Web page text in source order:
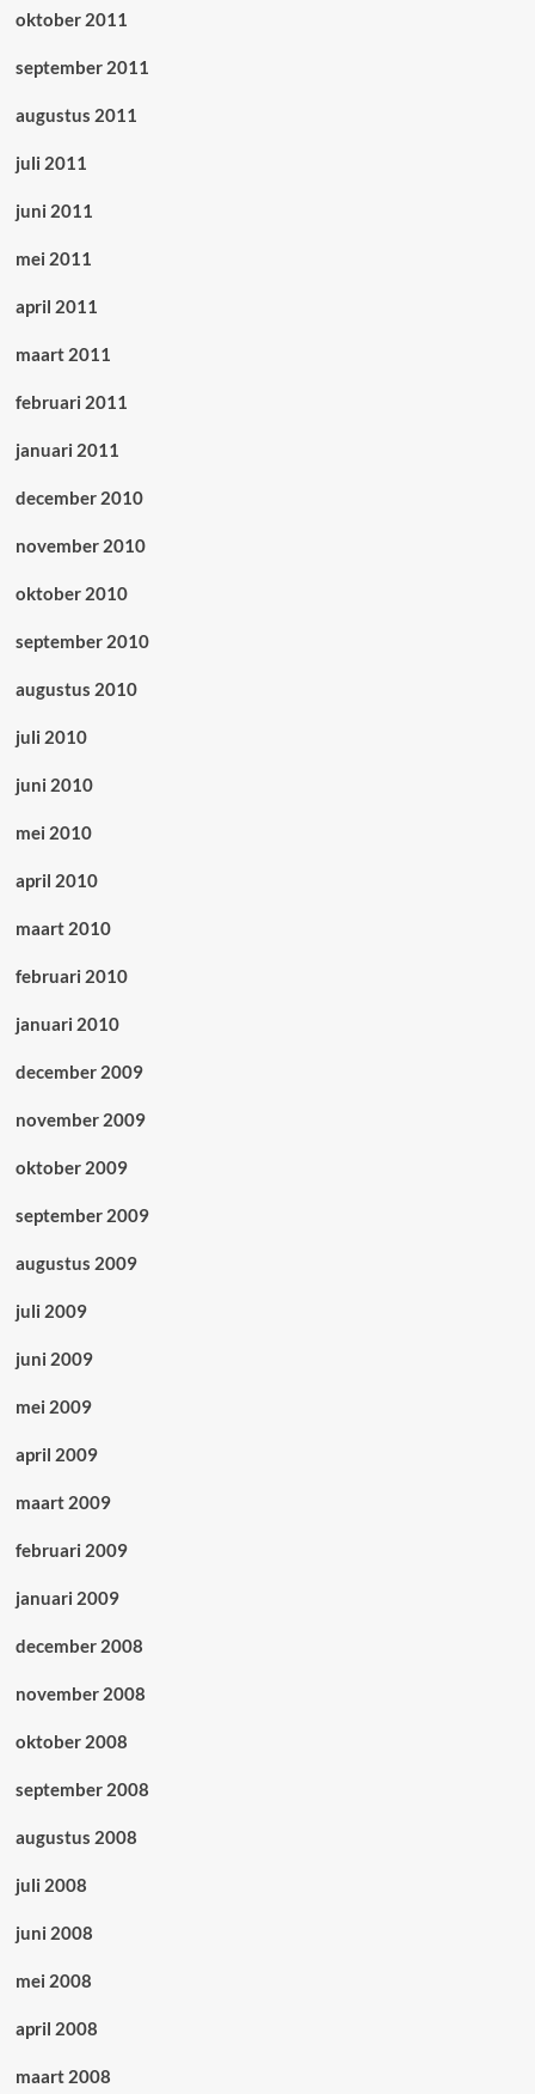
oktober 2011
september 2011
augustus 2011
juli 2011
juni 2011
mei 2011
april 2011
maart 2011
februari 2011
januari 2011
december 2010
november 2010
oktober 2010
september 2010
augustus 2010
juli 2010
juni 2010
mei 2010
april 2010
maart 2010
februari 2010
januari 2010
december 2009
november 2009
oktober 2009
september 2009
augustus 2009
juli 2009
juni 2009
mei 2009
april 2009
maart 2009
februari 2009
januari 2009
december 2008
november 2008
oktober 2008
september 2008
augustus 2008
juli 2008
juni 2008
mei 2008
april 2008
maart 2008